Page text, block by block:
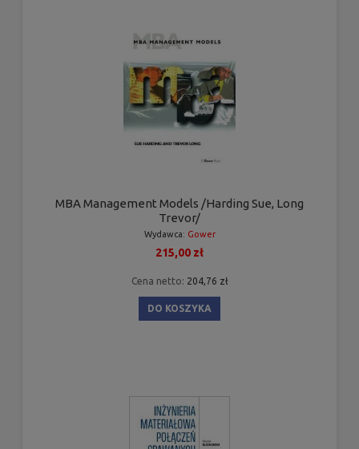
MBA Management Models /Harding Sue, Long
Trevor/
Wydawca: Gower
215,00 zł
Cena netto: 204,76 zł
DO KOSZYKA